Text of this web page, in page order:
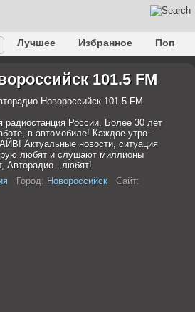
Лучшее Избранное
Поп
Транс Дип-хаус
Фолк
101.5 FM
Новороссийск 101.5 FM
радиостанция России. Более 30 лет
в автомобиле! Каждое утро -
Актуальные новости, ситуация
любят и слушают миллионы
Авторадио - любят!
Город: Новороссийск
Сайт: